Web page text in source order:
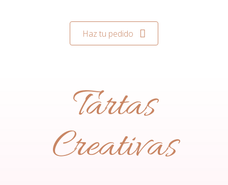
Haz tu pedido
Tartas
Creativas